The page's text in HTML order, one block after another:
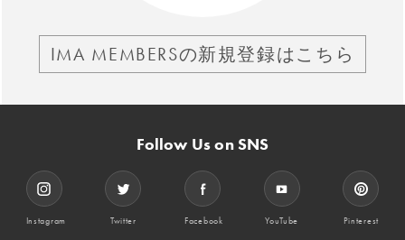
IMA MEMBERSの新規登録はこちら
Follow Us on SNS
Instagram Twitter Facebook YouTube Pinterest